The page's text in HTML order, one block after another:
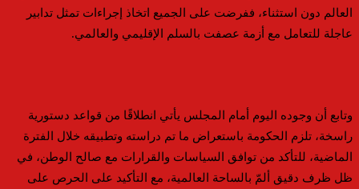
العالم دون استثناء، ففرضت على الجميع اتخاذ إجراءات تمثل تدابير
عاجلة للتعامل مع أزمة عصفت بالسلم الإقليمي والعالمي.
وتابع أن وجوده اليوم أمام المجلس يأتي انطلاقًا من قواعد دستورية
راسخة، تلزم الحكومة باستعراض ما تم دراسته وتطبيقه خلال الفترة
الماضية، للتأكد من توافق السياسات والقرارات مع صالح الوطن، في
ظل ظرف دقيق ألمّ بالساحة العالمية، مع التأكيد على الحرص على